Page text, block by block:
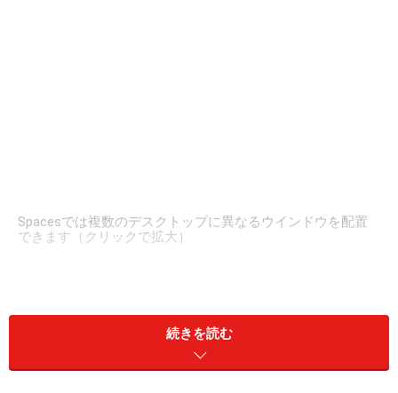
Spacesでは複数のデスクトップに異なるウインドウを配置
できます（クリックで拡大）
Spacesの設定方法
「Spaces」を有効にするには、「システム環境設定 -
続きを読む